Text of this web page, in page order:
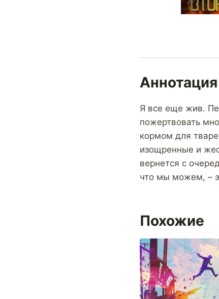
Я все еще жив.
пожертвовать
кормом для
изощренные и
вернется с
что мы можем, –
Похожие